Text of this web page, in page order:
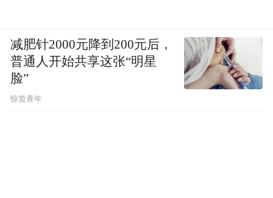
减肥针2000元降到200元后，
普通人开始共享这张“明星
脸”
惊蛰青年